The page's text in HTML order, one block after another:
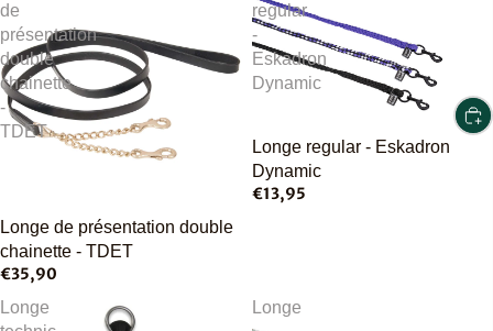
de
présentation
double
chainette
-
TDET
Épuisé
Longe de présentation double
chainette - TDET
€35,90
regular
-
Eskadron
Dynamic
Longe regular - Eskadron
Dynamic
€13,95
Longe
Longe